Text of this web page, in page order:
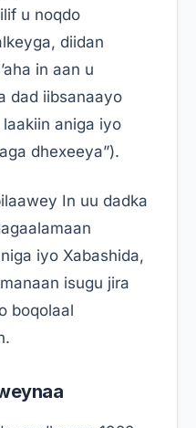
u noqdo
diidan
in aan u
dad iibsanaayo
aniga iyo
dhexeeya”).
In uu dadka
iyo Xabashida,
isugu jira
boqolaal